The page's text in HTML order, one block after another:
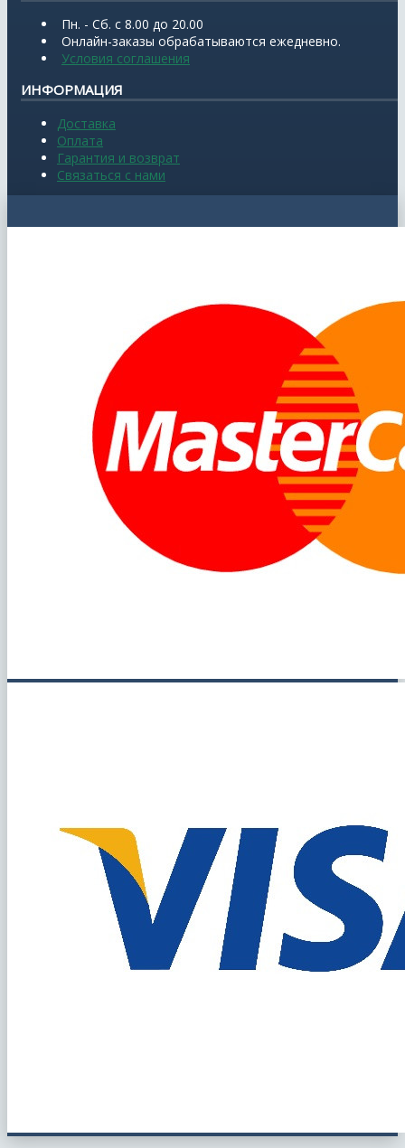
Пн. - Сб. с 8.00 до 20.00
Онлайн-заказы обрабатываются ежедневно.
Условия соглашения
ИНФОРМАЦИЯ
Доставка
Оплата
Гарантия и возврат
Связаться с нами